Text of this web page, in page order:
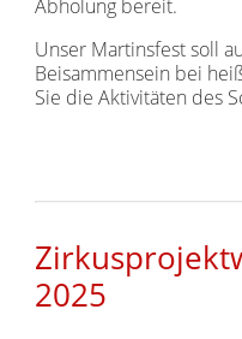
Abholung bereit.
Unser Martinsfest soll
Beisammensein bei
Sie die Aktivitäten des
2025